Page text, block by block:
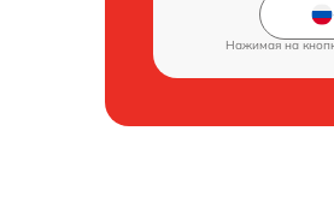
Нажимая на